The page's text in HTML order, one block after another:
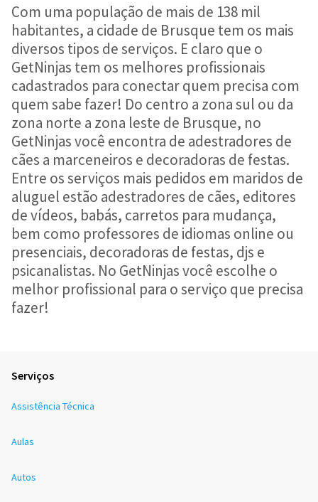
Com uma população de mais de 138 mil
habitantes, a cidade de Brusque tem os mais
diversos tipos de serviços. E claro que o
GetNinjas tem os melhores profissionais
cadastrados para conectar quem precisa com
quem sabe fazer! Do centro a zona sul ou da
zona norte a zona leste de Brusque, no
GetNinjas você encontra de adestradores de
cães a marceneiros e decoradoras de festas.
Entre os serviços mais pedidos em maridos de
aluguel estão adestradores de cães, editores
de vídeos, babás, carretos para mudança,
bem como professores de idiomas online ou
presenciais, decoradoras de festas, djs e
psicanalistas. No GetNinjas você escolhe o
melhor profissional para o serviço que precisa
fazer!
Serviços
Assistência Técnica
Aulas
Autos